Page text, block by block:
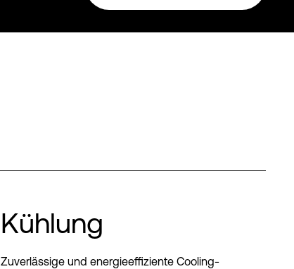
Kühlung
Zuverlässige und energieeffiziente Cooling-